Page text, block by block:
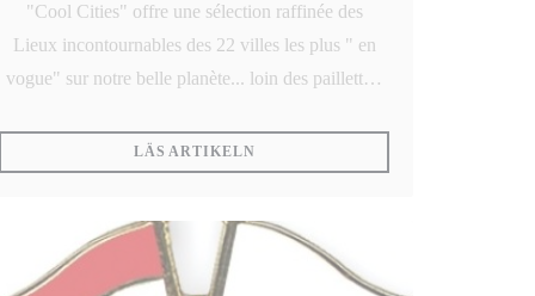
"Cool Cities" offre une sélection raffinée des
Lieux incontournables des 22 villes les plus " en
vogue" sur notre belle planète... loin des paillettes,
qualité, de constance et d'âme...
LÄS ARTIKELN((ÖPPNAS I ETT NYTT FÖNSTER))